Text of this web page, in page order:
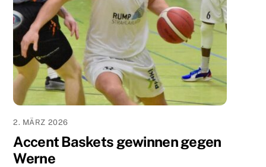
2. MÄRZ 2026
Accent Baskets gewinnen gegen
Werne